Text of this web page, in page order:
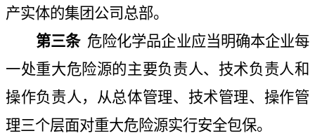
产实体的集团公司总部。
第三条 危险化学品企业应当明确本企业每
一处重大危险源的主要负责人、技术负责人和
操作负责人，从总体管理、技术管理、操作管
理三个层面对重大危险源实行安全包保。